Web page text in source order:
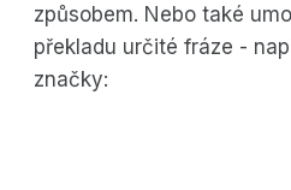
způsobem. Nebo také
překladu určité fráze -
značky: